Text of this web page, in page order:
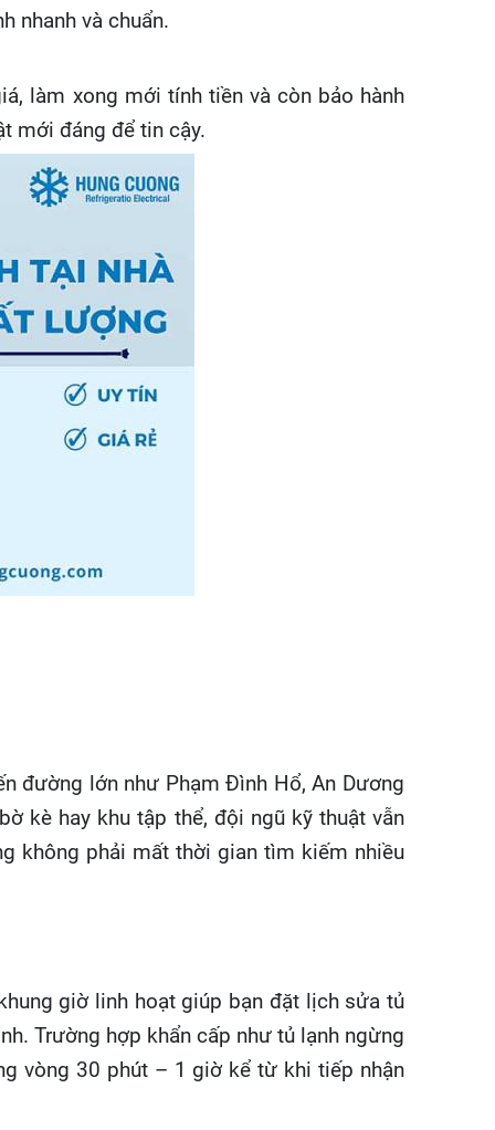
nhanh và chuẩn.
làm xong mới tính tiền và còn bảo hành
mới đáng để tin cậy.
đường lớn như Phạm Đình Hổ, An Dương
kè hay khu tập thể, đội ngũ kỹ thuật vẫn
không phải mất thời gian tìm kiếm nhiều
giờ linh hoạt giúp bạn đặt lịch sửa tủ
Trường hợp khẩn cấp như tủ lạnh ngừng
vòng 30 phút – 1 giờ kể từ khi tiếp nhận